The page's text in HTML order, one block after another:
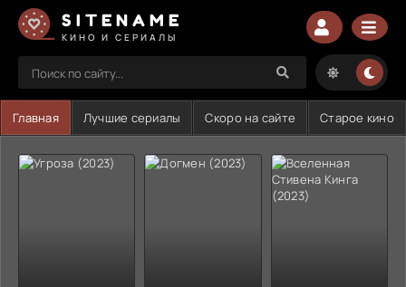
SITENAME
КИНО И СЕРИАЛЫ
Главная Лучшие сериалы Скоро на сайте Старое кино